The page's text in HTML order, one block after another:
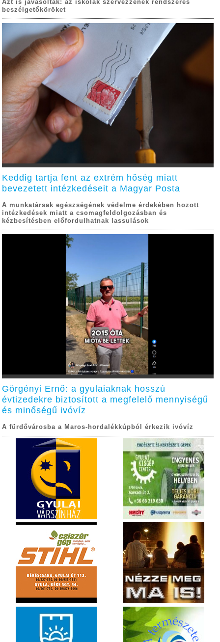
Azt is javasolták: az iskolák szervezzenek rendszeres
beszélgetőköröket
Keddig tartja fent az extrém hőség miatt
bevezetett intézkedéseit a Magyar Posta
A munkatársak egészségének védelme érdekében hozott
intézkedések miatt a csomagfeldolgozásban és
kézbesítésben előfordulhatnak lassulások
Görgényi Ernő: a gyulaiaknak hosszú
évtizedekre biztosított a megfelelő mennyiségű
és minőségű ivóvíz
A fürdővárosba a Maros-hordalékkúpból érkezik ivóvíz